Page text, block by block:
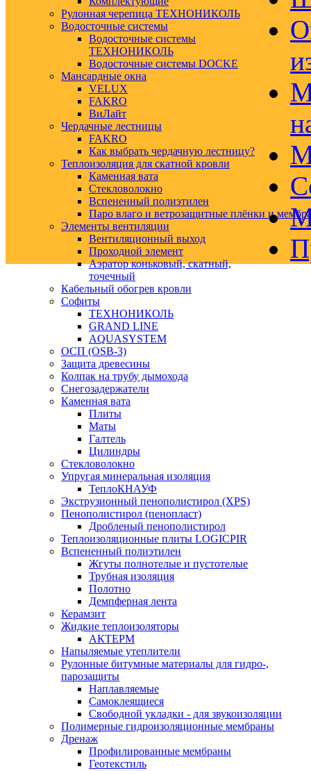
Рулонная черепица ТЕХНОНИКОЛЬ
Водосточные системы
Водосточные системы
ТЕХНОНИКОЛЬ
Водосточные системы DOCKE
Мансардные окна
VELUX
FAKRO
ВиЛайт
Чердачные лестницы
FAKRO
Как выбрать чердачную лестницу?
Теплоизоляция для скатной кровли
Каменная вата
Стекловолокно
Вспененный полиэтилен
Паро влаго и ветрозащитные плёнки и
Элементы вентиляции
Вентиляционный выход
Проходной элемент
Аэратор коньковый, скатный,
точечный
Кабельный обогрев кровли
Софиты
ТЕХНОНИКОЛЬ
GRAND LINE
AQUASYSTEM
ОСП (OSB-3)
Защита древесины
Колпак на трубу дымохода
Снегозадержатели
Каменная вата
Плиты
Маты
Галтель
Цилиндры
Стекловолокно
Упругая минеральная изоляция
ТеплоКНАУФ
Экструзионный пенополистирол (XPS)
Пенополистирол (пенопласт)
Дробленый пенополистирол
Теплоизоляционные плиты LOGICPIR
Вспененный полиэтилен
Жгуты полнотелые и пустотелые
Трубная изоляция
Полотно
Демпферная лента
Керамзит
Жидкие теплоизоляторы
АКТЕРМ
Напыляемые утеплители
Рулонные битумные материалы для гидро-,
парозащиты
Наплавляемые
Самоклеящиеся
Свободной укладки - для звукоизоляции
Полимерные гидроизоляционные мембраны
Дренаж
Профилированные мембраны
Геотекстиль